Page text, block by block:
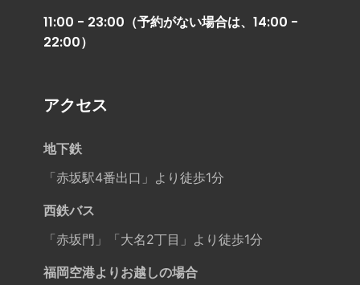
11:00 - 23:00（予約がない場合は、14:00 -
22:00）
アクセス
地下鉄
「赤坂駅4番出口」より徒歩1分
西鉄バス
「赤坂門」「大名2丁目」より徒歩1分
福岡空港よりお越しの場合